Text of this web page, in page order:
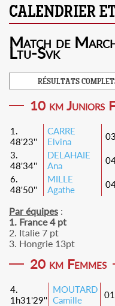
Match de
Ltu-Svk
RÉSULTATS
10 km Juniors
1.
48'23''
CARRE
Elvina
03
3.
48'34''
DELAHAIE
Ana
6.
48'50''
MILLE
Agathe
Par équipes :
1. France 4 pt
2. Italie 7 pt
3. Hongrie 13pt
20 km Femmes
4.
1h31'29''
MOUTARD
Camille
01